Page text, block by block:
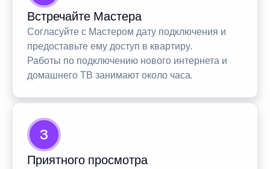
Встречайте Мастера
Согласуйте с Мастером дату подключения и
предоставьте ему доступ в квартиру.
Работы по подключению нового интернета и
домашнего ТВ занимают около часа.
3
Приятного просмотра